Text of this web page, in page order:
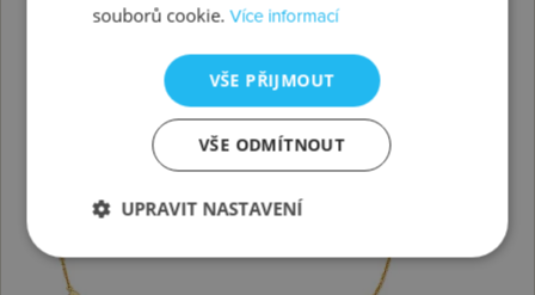
souborů cookie.Více informací
VŠE PŘIJMOUT
VŠE ODMÍTNOUT
UPRAVIT NASTAVENÍ